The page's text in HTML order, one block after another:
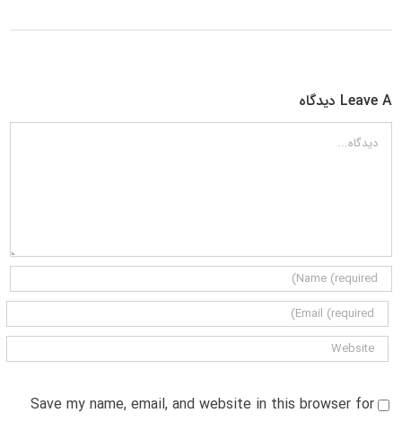
Leave A دیدگاه
دیدگاه
Save my name, email, and website in this browser for